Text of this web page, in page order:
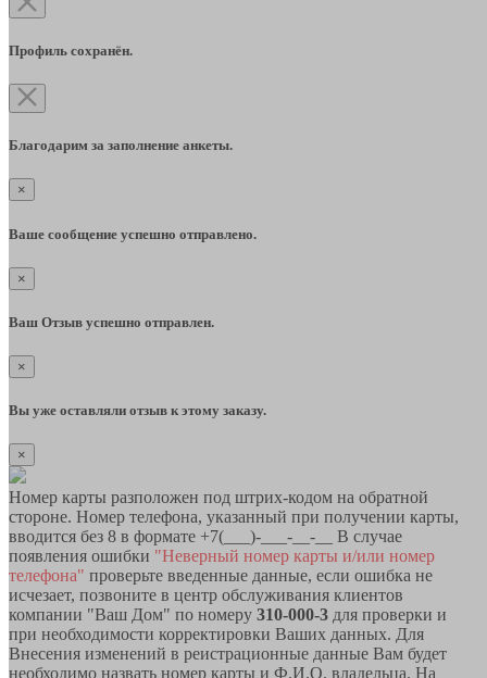
Профиль сохранён.
Благодарим за заполнение анкеты.
×
Ваше сообщение успешно отправлено.
×
Ваш Отзыв успешно отправлен.
×
Вы уже оставляли отзыв к этому заказу.
×
Номер карты разположен под штрих-кодом на обратной
стороне. Номер телефона, указанный при получении карты,
вводится без 8 в формате +7(___)-___-__-__ В случае
появления ошибки "Неверный номер карты и/или номер
телефона" проверьте введенные данные, если ошибка не
исчезает, позвоните в центр обслуживания клиентов
компании "Ваш Дом" по номеру 310-000-3 для проверки и
при необходимости корректировки Ваших данных. Для
Внесения изменений в реистрационные данные Вам будет
необходимо назвать номер карты и Ф.И.О. владельца. На